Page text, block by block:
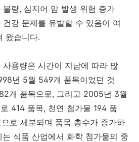
량, 심지어 암 발생 위험 증가
강 문제를 유발할 수 있음이 여
왔습니다.
용량은 시간이 지남에 따라 많
년 5월 549개 품목이었던 것
개 품목으로, 그리고 2005년 3월
414 품목, 천연 첨가물 194 품
로 세분되며 품목 총수가 증가하
식품 산업에서 화학 첨가물의 중